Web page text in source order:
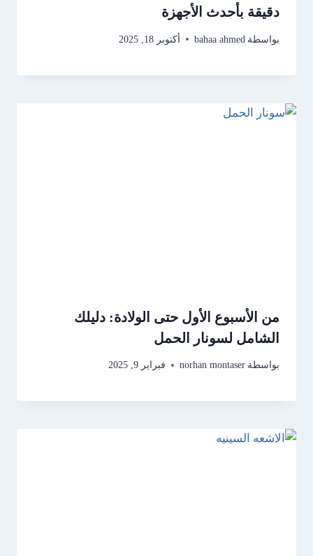
دقيقة بأحدث الأجهزة
بواسطة bahaa ahmed أكتوبر 18, 2025
من الأسبوع الأول حتى الولادة: دليلك
الشامل لسونار الحمل
بواسطة norhan montaser فبراير 9, 2025